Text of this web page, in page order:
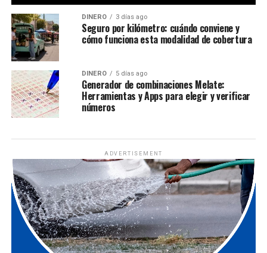
DINERO 3 días ago
Seguro por kilómetro: cuándo conviene y
cómo funciona esta modalidad de cobertura
DINERO 5 días ago
Generador de combinaciones Melate:
Herramientas y Apps para elegir y verificar
números
ADVERTISEMENT